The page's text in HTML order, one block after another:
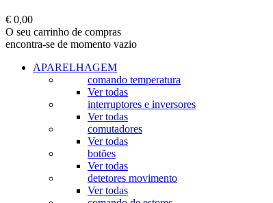
€ 0,00
O seu carrinho de compras
encontra-se de momento vazio
APARELHAGEM
comando temperatura
Ver todas
interruptores e inversores
Ver todas
comutadores
Ver todas
botões
Ver todas
detetores movimento
Ver todas